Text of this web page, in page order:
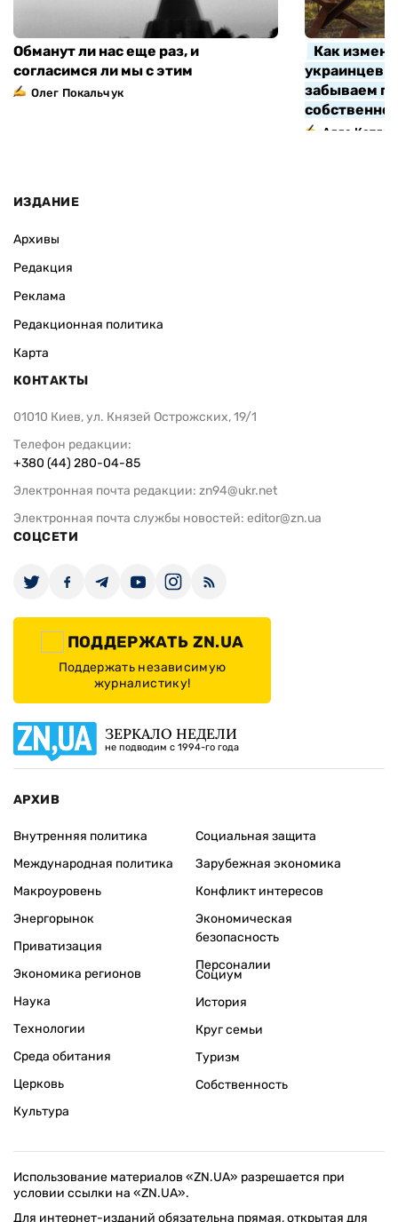
Обманут ли нас еще раз, и
согласимся ли мы с этим
Олег Покальчук
Как
украинцев
забываем
Алла Котляр
ИЗДАНИЕ
Архивы
Редакция
Реклама
Редакционная политика
Карта
КОНТАКТЫ
01010 Киев, ул. Князей Острожских, 19/1
Телефон редакции:
+380 (44) 280-04-85
Электронная почта редакции: zn94@ukr.net
Электронная почта службы новостей: editor@zn.ua
СОЦСЕТИ
ПОДДЕРЖАТЬ ZN.UA
Поддержать независимую
журналистику!
ЗЕРКАЛО НЕДЕЛИ
не подводим с 1994-го года
АРХИВ
Внутренняя политика
Международная политика
Макроуровень
Энергорынок
Приватизация
Экономика регионов
Социальная защита
Зарубежная экономика
Конфликт интересов
Экономическая
безопасность
Персоналии
Наука
Технологии
Среда обитания
Церковь
Культура
Социум
История
Круг семьи
Туризм
Собственность
Использование материалов «ZN.UA» разрешается при
условии ссылки на «ZN.UA».
Для интернет-изданий обязательна прямая, открытая для